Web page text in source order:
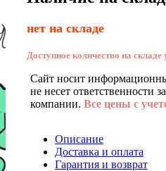
нет на складе
Доступное количество на
Сайт носит
не несет ответственности
компании. Все цены с
Описание
Доставка и оплата
Гарантия и возврат